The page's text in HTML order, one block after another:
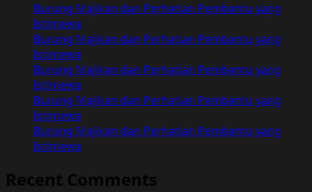
Burung Majikan dan Perhatian Pembantu yang
Istimewa
Burung Majikan dan Perhatian Pembantu yang
Istimewa
Burung Majikan dan Perhatian Pembantu yang
Istimewa
Burung Majikan dan Perhatian Pembantu yang
Istimewa
Burung Majikan dan Perhatian Pembantu yang
Istimewa
Recent Comments